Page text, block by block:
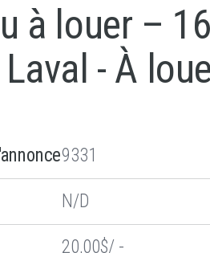
à louer –
- À
9331
N/D
20,00$/ -